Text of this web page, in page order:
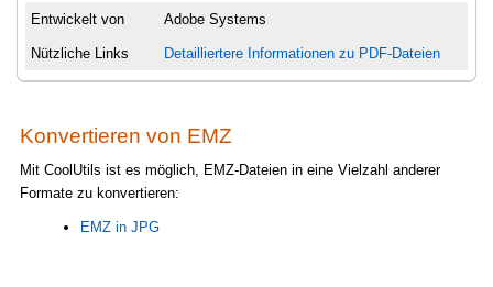
Entwickelt von Adobe Systems
Nützliche Links Detailliertere Informationen zu PDF-Dateien
Konvertieren von EMZ
Mit CoolUtils ist es möglich, EMZ-Dateien in eine Vielzahl anderer
Formate zu konvertieren:
EMZ in JPG